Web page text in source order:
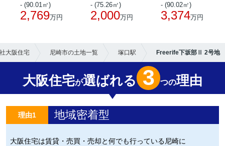
- (90.01㎡)
2,769万円
- (75.26㎡)
2,000万円
- (90.02㎡)
3,374万円
大阪住宅 尼崎市の土地一覧 塚口駅 Freerife下坂部Ⅱ 2号地
大阪住宅が選ばれる 3 つの理由
理由1 地域密着型
大阪住宅は賃貸・売買・売却と何でも行っている尼崎に